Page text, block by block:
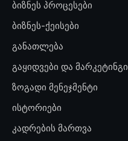
ბიზნეს პროცესები
ბიზნეს-ქეისები
განათლება
გაყიდვები და მარკეტინგი
ზოგადი მენეჯმენტი
ისტორიები
კადრების მართვა